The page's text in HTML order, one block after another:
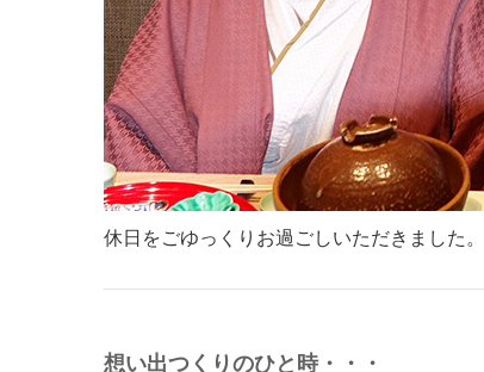
休日をごゆっくりお過ごしいただきました
想い出つくりのひと時・・・